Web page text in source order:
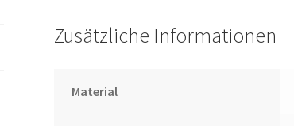
Zusätzliche Informationen
Material